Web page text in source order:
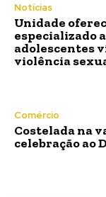
Notícias
Unidade
especializado
adolescentes
violência
Comércio
Costelada na
celebração ao